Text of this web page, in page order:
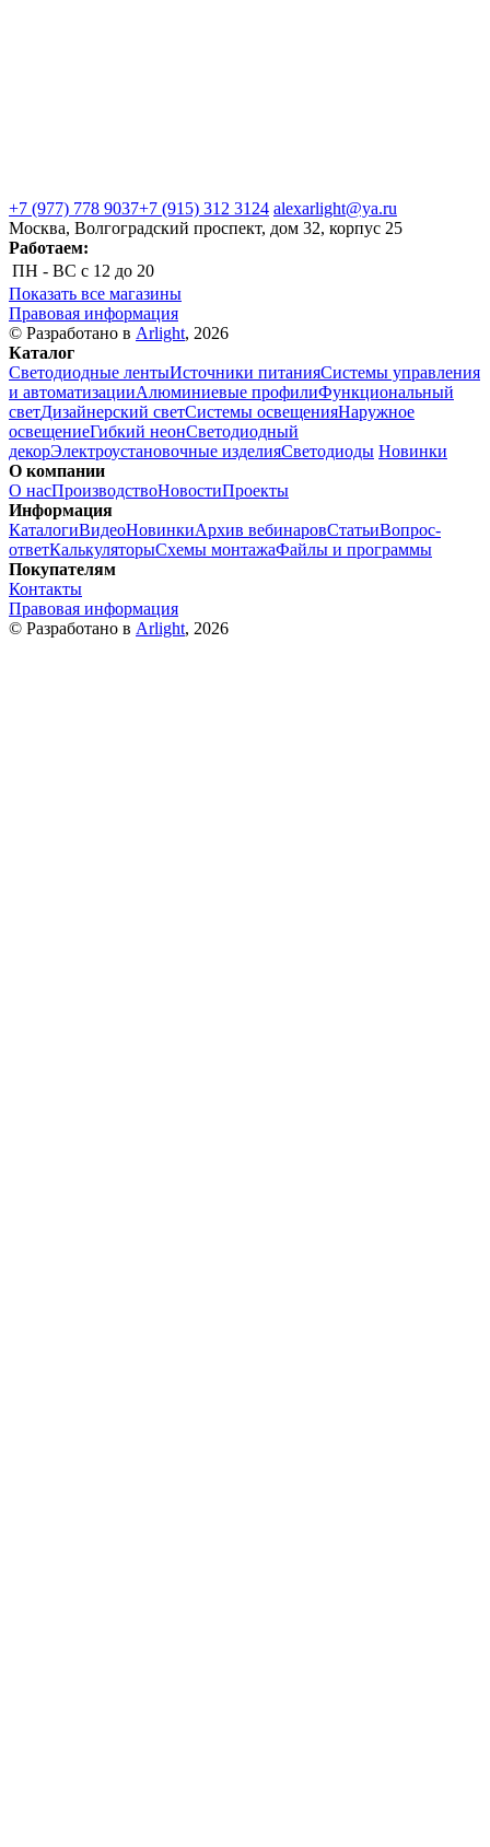
+7 (977) 778 9037+7 (915) 312 3124 alexarlight@ya.ru
Москва, Волгоградский проспект, дом 32, корпус 25
Работаем:
ПН - ВС с 12 до 20
Показать все магазины
Правовая информация
© Разработано в Arlight, 2026
Каталог
Светодиодные лентыИсточники питанияСистемы управления
и автоматизацииАлюминиевые профилиФункциональный
светДизайнерский светСистемы освещенияНаружное
освещениеГибкий неонСветодиодный
декорЭлектроустановочные изделияСветодиоды Новинки
О компании
О насПроизводствоНовостиПроекты
Информация
КаталогиВидеоНовинкиАрхив вебинаровСтатьиВопрос-
ответКалькуляторыСхемы монтажаФайлы и программы
Покупателям
Контакты
Правовая информация
© Разработано в Arlight, 2026